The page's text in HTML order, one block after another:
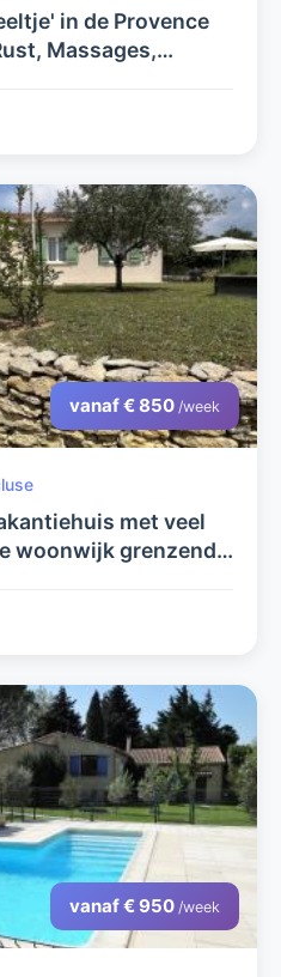
in de Provence
Massages,
vanaf € 850 /week
met veel
woonwijk grenzend
vanaf € 950 /week